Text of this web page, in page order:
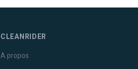
CLEANRIDER
A propos